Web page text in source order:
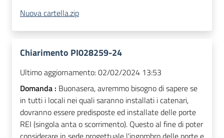
Nuova cartella.zip
Chiarimento PI028259-24
Ultimo aggiornamento:02/02/2024 13:53
Domanda : Buonasera, avremmo bisogno di sapere se
in tutti i locali nei quali saranno installati i catenari,
dovranno essere predisposte ed installate delle porte
REI (singola anta o scorrimento). Questo al fine di poter